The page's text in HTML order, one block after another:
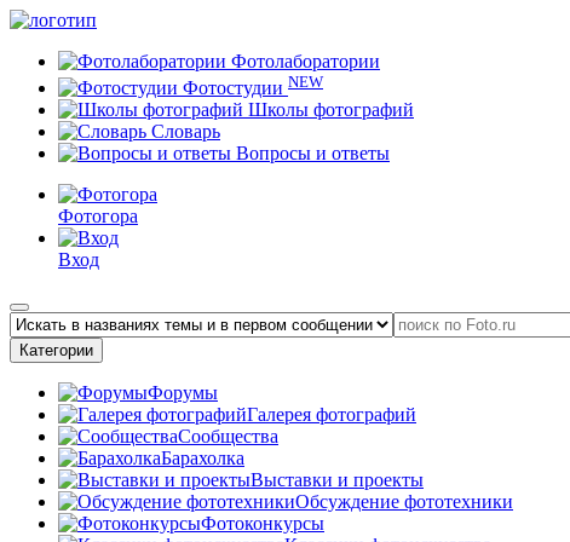
Фотолаборатории
Фотостудии NEW
Школы фотографий
Словарь
Вопросы и ответы
Фотогора
Вход
Категории
Форумы
Галерея фотографий
Сообщества
Барахолка
Выставки и проекты
Обсуждение фототехники
Фотоконкурсы